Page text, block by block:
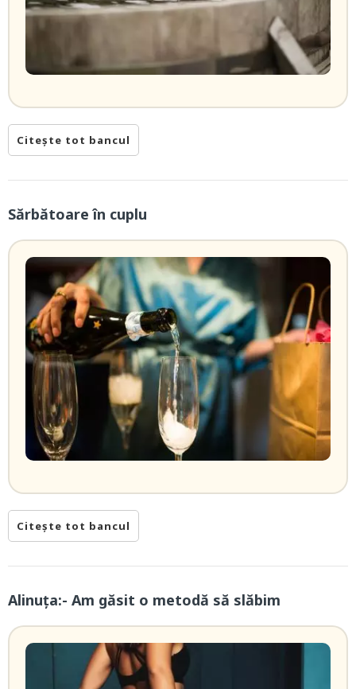
Citește tot bancul
Sărbătoare în cuplu
Citește tot bancul
Alinuța:- Am găsit o metodă să slăbim